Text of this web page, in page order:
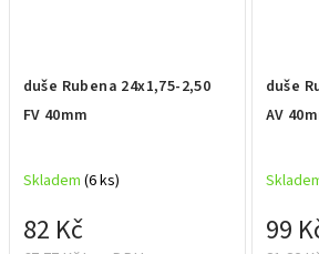
duše Rubena 24x1,75-2,50
FV 40mm
Skladem (6 ks)
82 Kč
duše
AV
99